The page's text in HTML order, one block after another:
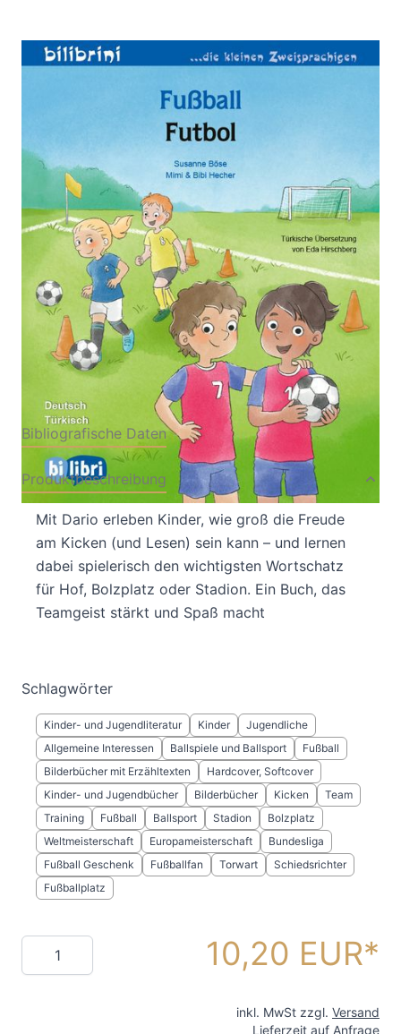
Zur Wunschliste hinzufügen
Zweisprachiges Kinderbuch
VonSusanne Böse
Verlag: bilibri 11.02.2026
Buch 16 Seiten
Heft
ISBN: 978-3-69505527-
2
Bibliografische Daten
Produktbeschreibung
Mit Dario erleben Kinder, wie groß die Freude
am Kicken (und Lesen) sein kann – und lernen
dabei spielerisch den wichtigsten Wortschatz
für Hof, Bolzplatz oder Stadion. Ein Buch, das
Teamgeist stärkt und Spaß macht
Schlagwörter
Kinder- und Jugendliteratur Kinder
Jugendliche
Allgemeine Interessen
Ballspiele und Ballsport
Fußball
Bilderbücher mit Erzähltexten
Hardcover, Softcover
Kinder- und Jugendbücher
Bilderbücher Kicken
Team
Training
Fußball Ballsport Stadion
Bolzplatz
Weltmeisterschaft
Europameisterschaft
Bundesliga
Fußball Geschenk
Fußballfan Torwart
Schiedsrichter
Fußballplatz
Menge 10,20 EUR
inkl. MwSt zzgl. Versand
Lieferzeit auf Anfrage